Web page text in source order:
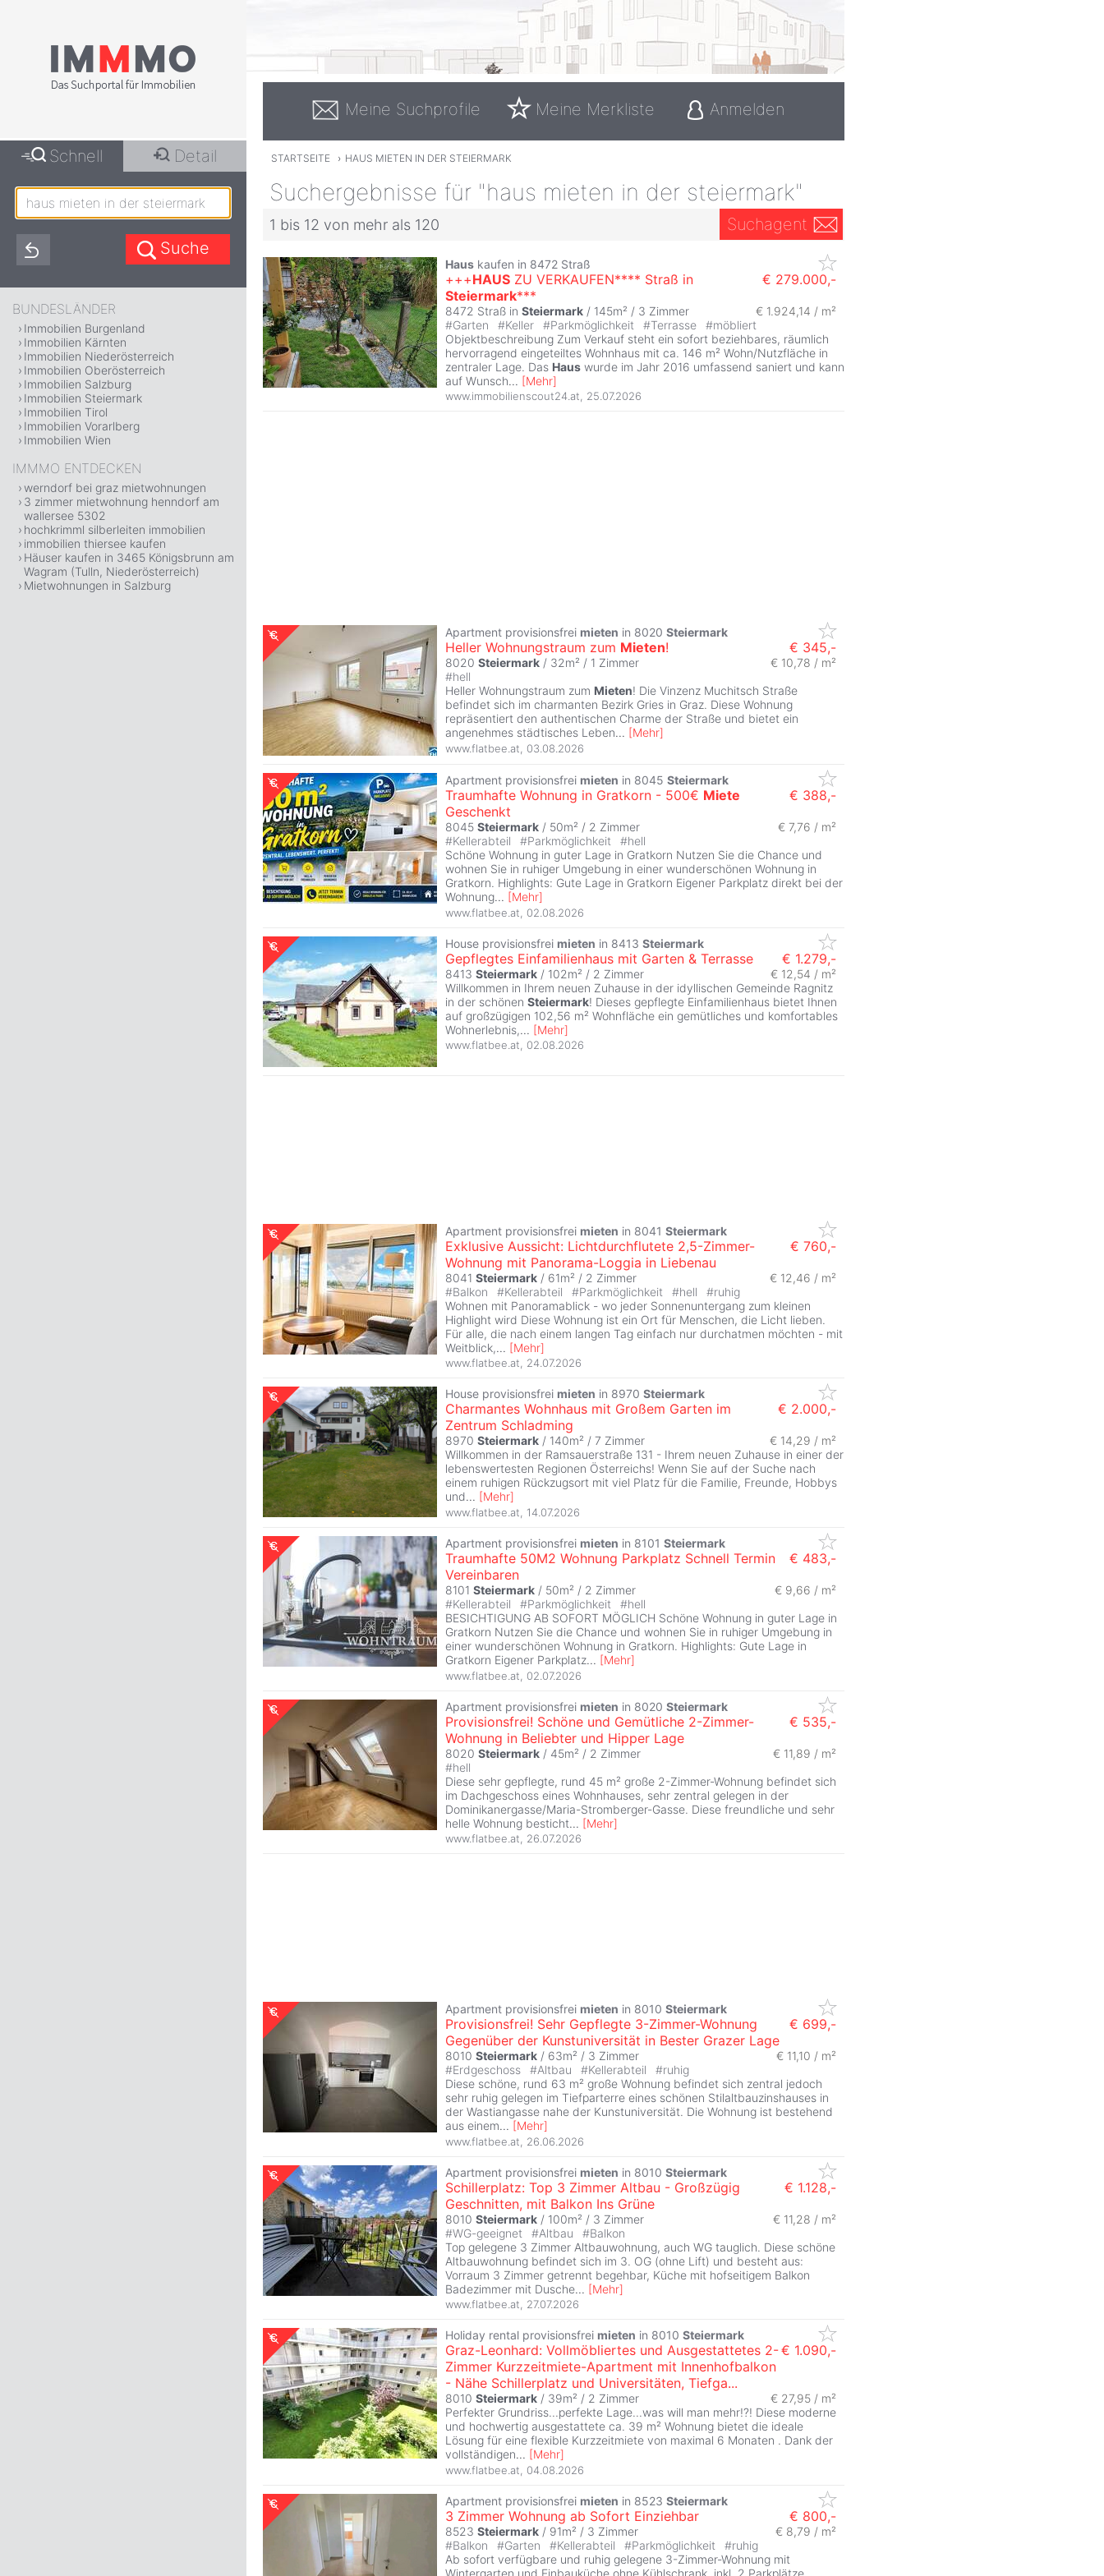
Meine Suchprofile Meine Merkliste Anmelden
STARTSEITE › HAUS MIETEN IN DER STEIERMARK
Suchergebnisse für "haus mieten in der steiermark"
1 bis 12 von mehr als 120 Suchagent
Haus kaufen in 8472 Straß
+++HAUS ZU VERKAUFEN**** Straß in
Steiermark***
€ 279.000,-
8472 Straß in Steiermark / 145m² / 3 Zimmer
€ 1.924,14 / m²
#Garten #Keller #Parkmöglichkeit #Terrasse #möbliert
Objektbeschreibung Zum Verkauf steht ein sofort beziehbares, räumlich
hervorragend eingeteiltes Wohnhaus mit ca. 146 m² Wohn/Nutzfläche in
zentraler Lage. Das Haus wurde im Jahr 2016 umfassend saniert und kann
auf Wunsch... [Mehr]
www.immobilienscout24.at 25.07.2026
Apartment provisionsfrei mieten in 8020 Steiermark
Heller Wohnungstraum zum Mieten! € 345,-
8020 Steiermark / 32m² / 1 Zimmer
€ 10,78 / m²
#hell
Heller Wohnungstraum zum Mieten! Die Vinzenz Muchitsch Straße
befindet sich im charmanten Bezirk Gries in Graz. Diese Wohnung
repräsentiert den authentischen Charme der Straße und bietet ein
angenehmes städtisches Leben... [Mehr]
www.flatbee.at 03.08.2026
Apartment provisionsfrei mieten in 8045 Steiermark
Traumhafte Wohnung in Gratkorn - 500€ Miete
Geschenkt
€ 388,-
8045 Steiermark / 50m² / 2 Zimmer
€ 7,76 / m²
#Kellerabteil #Parkmöglichkeit #hell
Schöne Wohnung in guter Lage in Gratkorn Nutzen Sie die Chance und
wohnen Sie in ruhiger Umgebung in einer wunderschönen Wohnung in
Gratkorn. Highlights: Gute Lage in Gratkorn Eigener Parkplatz direkt bei der
Wohnung... [Mehr]
www.flatbee.at 02.08.2026
House provisionsfrei mieten in 8413 Steiermark
Gepflegtes Einfamilienhaus mit Garten & Terrasse € 1.279,-
8413 Steiermark / 102m² / 2 Zimmer
€ 12,54 / m²
Willkommen in Ihrem neuen Zuhause in der idyllischen Gemeinde Ragnitz
in der schönen Steiermark! Dieses gepflegte Einfamilienhaus bietet Ihnen
auf großzügigen 102,56 m² Wohnfläche ein gemütliches und komfortables
Wohnerlebnis,... [Mehr]
www.flatbee.at, 02.08.2026
Apartment provisionsfrei mieten in 8041 Steiermark
Exklusive Aussicht: Lichtdurchflutete 2,5-Zimmer-
Wohnung mit Panorama-Loggia in Liebenau
€ 760,-
8041 Steiermark / 61m² / 2 Zimmer
€ 12,46 / m²
#Balkon #Kellerabteil #Parkmöglichkeit #hell #ruhig
Wohnen mit Panoramablick - wo jeder Sonnenuntergang zum kleinen
Highlight wird Diese Wohnung ist ein Ort für Menschen, die Licht lieben.
Für alle, die nach einem langen Tag einfach nur durchatmen möchten - mit
Weitblick,... [Mehr]
www.flatbee.at, 24.07.2026
House provisionsfrei mieten in 8970 Steiermark
Charmantes Wohnhaus mit Großem Garten im
Zentrum Schladming
€ 2.000,-
8970 Steiermark / 140m² / 7 Zimmer
€ 14,29 / m²
Willkommen in der Ramsauerstraße 131 - Ihrem neuen Zuhause in einer der
lebenswertesten Regionen Österreichs! Wenn Sie auf der Suche nach
einem ruhigen Rückzugsort mit viel Platz für die Familie, Freunde, Hobbys
und... [Mehr]
www.flatbee.at 14.07.2026
Apartment provisionsfrei mieten in 8101 Steiermark
Traumhafte 50M2 Wohnung Parkplatz Schnell Termin
Vereinbaren
€ 483,-
8101 Steiermark / 50m² / 2 Zimmer
€ 9,66 / m²
#Kellerabteil #Parkmöglichkeit #hell
BESICHTIGUNG AB SOFORT MÖGLICH Schöne Wohnung in guter Lage in
Gratkorn Nutzen Sie die Chance und wohnen Sie in ruhiger Umgebung in
einer wunderschönen Wohnung in Gratkorn. Highlights: Gute Lage in
Gratkorn Eigener Parkplatz... [Mehr]
www.flatbee.at 02.07.2026
Apartment provisionsfrei mieten in 8020 Steiermark
Provisionsfrei! Schöne und Gemütliche 2-Zimmer-
Wohnung in Beliebter und Hipper Lage
€ 535,-
8020 Steiermark / 45m² / 2 Zimmer
€ 11,89 / m²
#hell
Diese sehr gepflegte, rund 45 m² große 2-Zimmer-Wohnung befindet sich
im Dachgeschoss eines Wohnhauses, sehr zentral gelegen in der
Dominikanergasse/Maria-Stromberger-Gasse. Diese freundliche und sehr
helle Wohnung besticht... [Mehr]
www.flatbee.at 26.07.2026
Apartment provisionsfrei mieten in 8010 Steiermark
Provisionsfrei! Sehr Gepflegte 3-Zimmer-Wohnung
Gegenüber der Kunstuniversität in Bester Grazer Lage
€ 699,-
8010 Steiermark / 63m² / 3 Zimmer
€ 11,10 / m²
#Erdgeschoss #Altbau #Kellerabteil #ruhig
Diese schöne, rund 63 m² große Wohnung befindet sich zentral jedoch
sehr ruhig gelegen im Tiefparterre eines schönen Stilaltbauzinshauses in
der Wastiangasse nahe der Kunstuniversität. Die Wohnung ist bestehend
aus einem... [Mehr]
www.flatbee.at 26.06.2026
Apartment provisionsfrei mieten in 8010 Steiermark
Schillerplatz: Top 3 Zimmer Altbau - Großzügig
Geschnitten, mit Balkon Ins Grüne
€ 1.128,-
8010 Steiermark / 100m² / 3 Zimmer
€ 11,28 / m²
#WG-geeignet #Altbau #Balkon
Top gelegene 3 Zimmer Altbauwohnung, auch WG tauglich. Diese schöne
Altbauwohnung befindet sich im 3. OG (ohne Lift) und besteht aus:
Vorraum 3 Zimmer getrennt begehbar, Küche mit hofseitigem Balkon
Badezimmer mit Dusche... [Mehr]
www.flatbee.at, 27.07.2026
Holiday rental provisionsfrei mieten in 8010 Steiermark
Graz-Leonhard: Vollmöbliertes und Ausgestattetes 2-
Zimmer Kurzzeitmiete-Apartment mit Innenhofbalkon
- Nähe Schillerplatz und Universitäten, Tiefga...
€ 1.090,-
8010 Steiermark / 39m² / 2 Zimmer
€ 27,95 / m²
Perfekter Grundriss...perfekte Lage...was will man mehr!?! Diese moderne
und hochwertig ausgestattete ca. 39 m² Wohnung bietet die ideale
Lösung für eine flexible Kurzzeitmiete von maximal 6 Monaten . Dank der
vollständigen... [Mehr]
www.flatbee.at 04.08.2026
Apartment provisionsfrei mieten in 8523 Steiermark
3 Zimmer Wohnung ab Sofort Einziehbar € 800,-
8523 Steiermark / 91m² / 3 Zimmer
€ 8,79 / m²
#Balkon #Garten #Kellerabteil #Parkmöglichkeit #ruhig
Ab sofort verfügbare und ruhig gelegene 3-Zimmer-Wohnung mit
Wintergarten und Einbauküche ohne Kühlschrank, inkl. 2 Parkplätze
Schnell Detail
BUNDESLÄNDER
Immobilien Burgenland
Immobilien Kärnten
Immobilien Niederösterreich
Immobilien Oberösterreich
Immobilien Salzburg
Immobilien Steiermark
Immobilien Tirol
Immobilien Vorarlberg
Immobilien Wien
IMMMO ENTDECKEN
werndorf bei graz mietwohnungen
3 zimmer mietwohnung henndorf am
wallersee 5302
hochkrimml silberleiten immobilien
immobilien thiersee kaufen
Häuser kaufen in 3465 Königsbrunn am
Wagram (Tulln, Niederösterreich)
Mietwohnungen in Salzburg